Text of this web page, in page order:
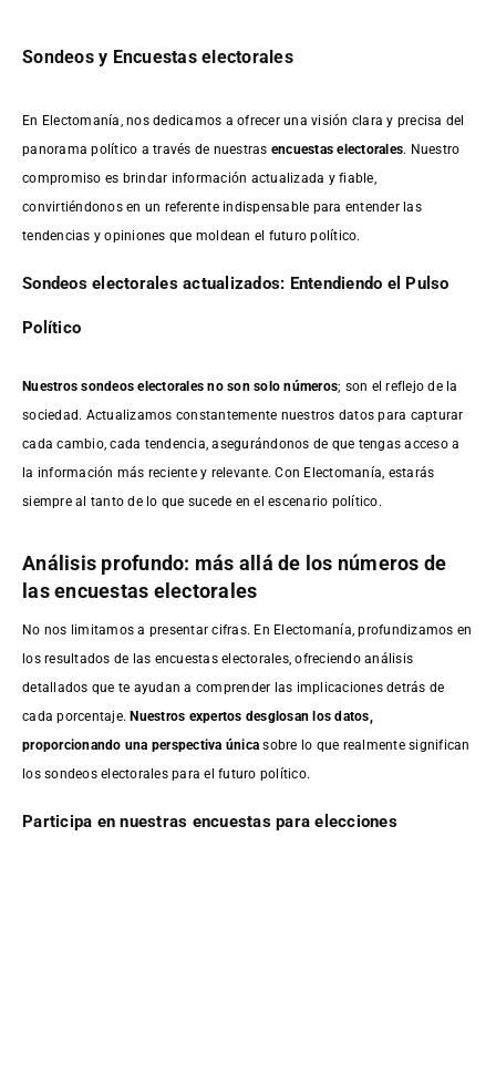
Sondeos y Encuestas electorales
En Electomanía, nos dedicamos a ofrecer una visión clara y precisa del
panorama político a través de nuestras encuestas electorales. Nuestro
compromiso es brindar información actualizada y fiable,
convirtiéndonos en un referente indispensable para entender las
tendencias y opiniones que moldean el futuro político.
Sondeos electorales actualizados: Entendiendo el Pulso
Político
Nuestros sondeos electorales no son solo números; son el reflejo de la
sociedad. Actualizamos constantemente nuestros datos para capturar
cada cambio, cada tendencia, asegurándonos de que tengas acceso a
la información más reciente y relevante. Con Electomanía, estarás
siempre al tanto de lo que sucede en el escenario político.
Análisis profundo: más allá de los números de
las encuestas electorales
No nos limitamos a presentar cifras. En Electomanía, profundizamos en
los resultados de las encuestas electorales, ofreciendo análisis
detallados que te ayudan a comprender las implicaciones detrás de
cada porcentaje. Nuestros expertos desglosan los datos,
proporcionando una perspectiva única sobre lo que realmente significan
los sondeos electorales para el futuro político.
Participa en nuestras encuestas para elecciones